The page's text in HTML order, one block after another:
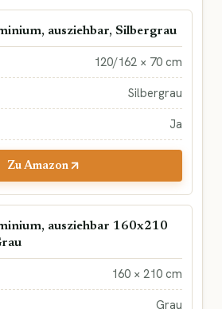
ausziehbar, Silbergrau
120/162 × 70 cm
Silbergrau
Ja
Zu Amazon
ausziehbar 160x210
160 × 210 cm
Grau